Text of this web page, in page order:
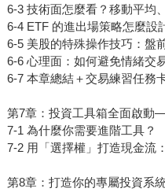
6-3 技術面怎麼看？移動平均
6-4 ETF 的進出場策略怎麼設
6-5 美股的特殊操作技巧：盤
6-6 心理面：如何避免情緒交
6-7 本章總結＋交易練習任務
第7章：投資工具箱全面啟
7-1 為什麼你需要進階工具？
7-2 用「選擇權」打造現金流
第8章：打造你的專屬投資